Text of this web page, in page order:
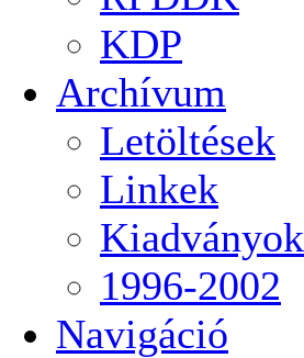
KDP
Archívum
Letöltések
Linkek
Kiadványok
1996-2002
Navigáció